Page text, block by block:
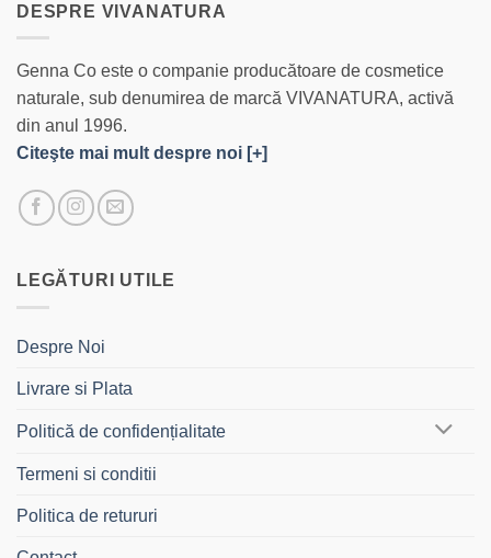
DESPRE VIVANATURA
Genna Co este o companie producătoare de cosmetice
naturale, sub denumirea de marcă VIVANATURA, activă
din anul 1996.
Citeşte mai mult despre noi [+]
LEGĂTURI UTILE
Despre Noi
Livrare si Plata
Politică de confidențialitate
Termeni si conditii
Politica de retururi